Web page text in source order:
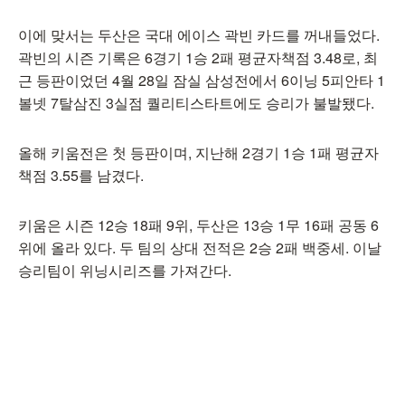
이에 맞서는 두산은 국대 에이스 곽빈 카드를 꺼내들었다.
곽빈의 시즌 기록은 6경기 1승 2패 평균자책점 3.48로, 최
근 등판이었던 4월 28일 잠실 삼성전에서 6이닝 5피안타 1
볼넷 7탈삼진 3실점 퀄리티스타트에도 승리가 불발됐다.
올해 키움전은 첫 등판이며, 지난해 2경기 1승 1패 평균자
책점 3.55를 남겼다.
키움은 시즌 12승 18패 9위, 두산은 13승 1무 16패 공동 6
위에 올라 있다. 두 팀의 상대 전적은 2승 2패 백중세. 이날
승리팀이 위닝시리즈를 가져간다.